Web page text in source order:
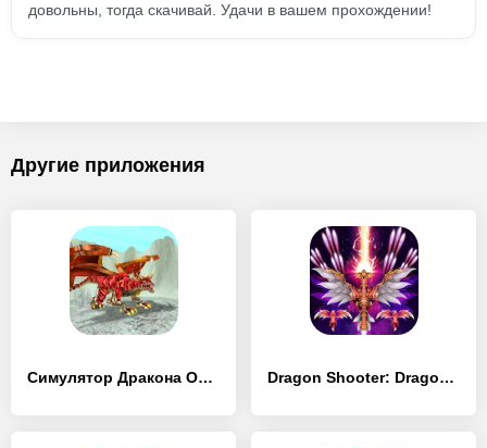
довольны, тогда скачивай. Удачи в вашем прохождении!
Другие приложения
Симулятор Дракона Онлайн Dragon Shooter: Dragon War